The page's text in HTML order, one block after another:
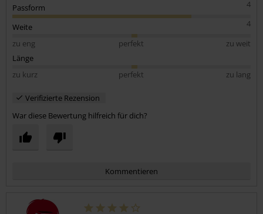
4
Passform
4
Weite
zu eng
perfekt
zu weit
Länge
zu kurz
perfekt zu lang
Verifizierte Rezension
War diese Bewertung hilfreich für dich?
Kommentieren